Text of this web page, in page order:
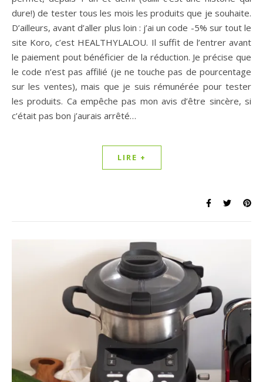
dure!) de tester tous les mois les produits que je souhaite.
D’ailleurs, avant d’aller plus loin : j’ai un code -5% sur tout le
site Koro, c’est HEALTHYLALOU. Il suffit de l’entrer avant
le paiement pout bénéficier de la réduction. Je précise que
le code n’est pas affilié (je ne touche pas de pourcentage
sur les ventes), mais que je suis rémunérée pour tester
les produits. Ca empêche pas mon avis d’être sincère, si
c’était pas bon j’aurais arrêté…
LIRE +